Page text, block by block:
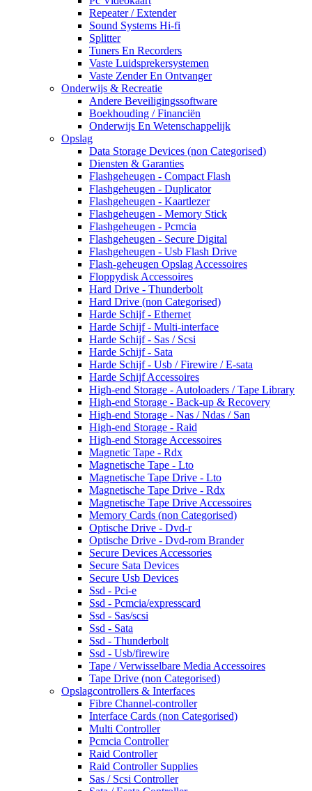
Repeater / Extender
Sound Systems Hi-fi
Splitter
Tuners En Recorders
Vaste Luidsprekersystemen
Vaste Zender En Ontvanger
Onderwijs & Recreatie
Andere Beveiligingssoftware
Boekhouding / Financiën
Onderwijs En Wetenschappelijk
Opslag
Data Storage Devices (non Categorised)
Diensten & Garanties
Flashgeheugen - Compact Flash
Flashgeheugen - Duplicator
Flashgeheugen - Kaartlezer
Flashgeheugen - Memory Stick
Flashgeheugen - Pcmcia
Flashgeheugen - Secure Digital
Flashgeheugen - Usb Flash Drive
Flash-geheugen Opslag Accessoires
Floppydisk Accessoires
Hard Drive - Thunderbolt
Hard Drive (non Categorised)
Harde Schijf - Ethernet
Harde Schijf - Multi-interface
Harde Schijf - Sas / Scsi
Harde Schijf - Sata
Harde Schijf - Usb / Firewire / E-sata
Harde Schijf Accessoires
High-end Storage - Autoloaders / Tape Library
High-end Storage - Back-up & Recovery
High-end Storage - Nas / Ndas / San
High-end Storage - Raid
High-end Storage Accessoires
Magnetic Tape - Rdx
Magnetische Tape - Lto
Magnetische Tape Drive - Lto
Magnetische Tape Drive - Rdx
Magnetische Tape Drive Accessoires
Memory Cards (non Categorised)
Optische Drive - Dvd-r
Optische Drive - Dvd-rom Brander
Secure Devices Accessories
Secure Sata Devices
Secure Usb Devices
Ssd - Pci-e
Ssd - Pcmcia/expresscard
Ssd - Sas/scsi
Ssd - Sata
Ssd - Thunderbolt
Ssd - Usb/firewire
Tape / Verwisselbare Media Accessoires
Tape Drive (non Categorised)
Opslagcontrollers & Interfaces
Fibre Channel-controller
Interface Cards (non Categorised)
Multi Controller
Pcmcia Controller
Raid Controller
Raid Controller Supplies
Sas / Scsi Controller